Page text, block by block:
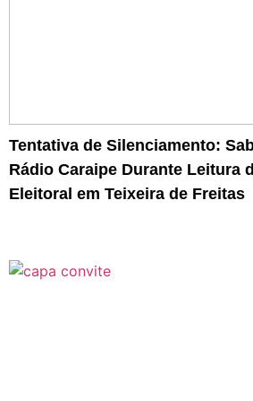
Tentativa de Silenciamento:
Rádio Caraipe Durante Leitura
Eleitoral em Teixeira de Freitas